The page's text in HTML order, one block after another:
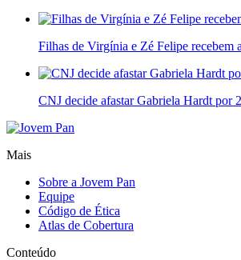
Filhas de Virgínia e Zé Felipe recebem
CNJ decide afastar Gabriela Hardt por
Mais
Sobre a Jovem Pan
Equipe
Código de Ética
Atlas de Cobertura
Conteúdo